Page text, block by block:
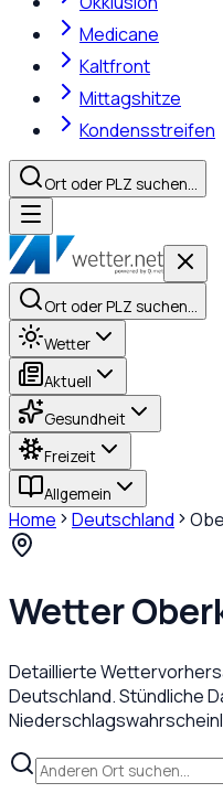
Medicane
Kaltfront
Mittagshitze
Kondensstreifen
Ort oder PLZ suchen…
Ort oder PLZ suchen…
Wetter
Aktuell
Gesundheit
Freizeit
Allgemein
Home Deutschland
Wetter
Detaillierte
Deutschland. Stündliche